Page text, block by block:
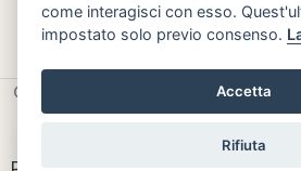
© 2026
- P. IVA e
M5UXCR1
come interagisci con esso.
impostato solo previo consenso.
Accetta
Rifiuta